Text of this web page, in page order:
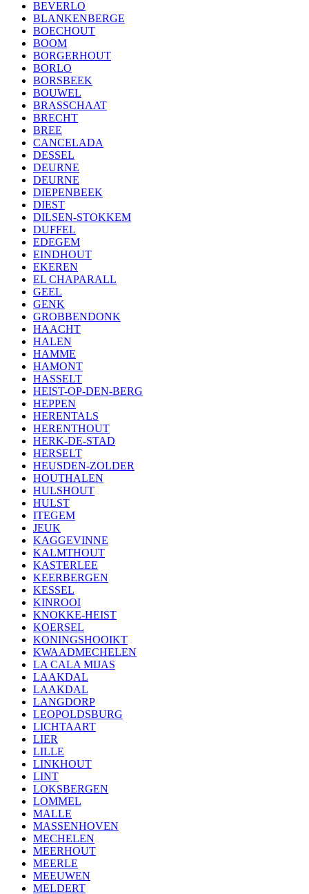
BEVERLO
BLANKENBERGE
BOECHOUT
BOOM
BORGERHOUT
BORLO
BORSBEEK
BOUWEL
BRASSCHAAT
BRECHT
BREE
CANCELADA
DESSEL
DEURNE
DEURNE
DIEPENBEEK
DIEST
DILSEN-STOKKEM
DUFFEL
EDEGEM
EINDHOUT
EKEREN
EL CHAPARALL
GEEL
GENK
GROBBENDONK
HAACHT
HALEN
HAMME
HAMONT
HASSELT
HEIST-OP-DEN-BERG
HEPPEN
HERENTALS
HERENTHOUT
HERK-DE-STAD
HERSELT
HEUSDEN-ZOLDER
HOUTHALEN
HULSHOUT
HULST
ITEGEM
JEUK
KAGGEVINNE
KALMTHOUT
KASTERLEE
KEERBERGEN
KESSEL
KINROOI
KNOKKE-HEIST
KOERSEL
KONINGSHOOIKT
KWAADMECHELEN
LA CALA MIJAS
LAAKDAL
LAAKDAL
LANGDORP
LEOPOLDSBURG
LICHTAART
LIER
LILLE
LINKHOUT
LINT
LOKSBERGEN
LOMMEL
MALLE
MASSENHOVEN
MECHELEN
MEERHOUT
MEERLE
MEEUWEN
MELDERT